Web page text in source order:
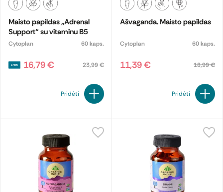
Maisto papildas „Adrenal
Support“ su vitaminu B5
Cytoplan 60 kaps.
16,79 € 23,99 €
Pridėti
Ašvaganda. Maisto papildas
Cytoplan 60 kaps.
11,39 € 18,99 €
Pridėti